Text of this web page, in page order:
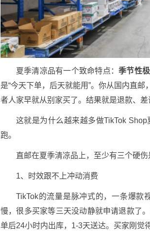
夏季清凉品有一个致命特点：季节性
是“今天下单，后天就能用”。你从国内直
者人家早就从别家买了。结果就是退款、差
这就是为什么越来越多做TikTok
跑。
直邮在夏季清凉品上，至少有三个硬伤
1、时效跟不上冲动消费
TikTok的流量是脉冲式的，一条爆款
慢，很多买家等三天没动静就申请退款了
单后24小时内出库，1-3天送达。买家刚觉